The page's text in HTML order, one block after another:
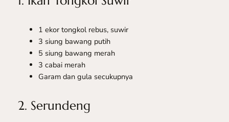
1 ekor tongkol rebus, suwir
3 siung bawang putih
5 siung bawang merah
3 cabai merah
Garam dan gula secukupnya
2. Serundeng